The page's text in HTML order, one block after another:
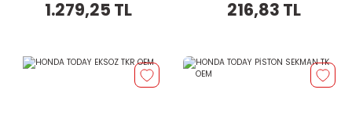
1.279,25 TL 216,83 TL